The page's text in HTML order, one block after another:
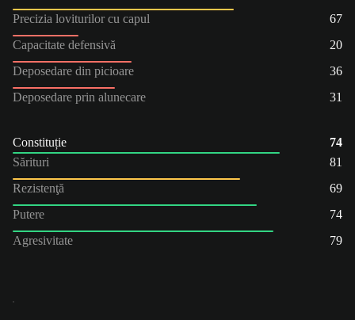
Precizia loviturilor cu capul
67
Capacitate defensivă
20
Deposedare din picioare
36
Deposedare prin alunecare
31
Constituție
74
Sărituri
81
Rezistenţă
69
Putere
74
Agresivitate
79